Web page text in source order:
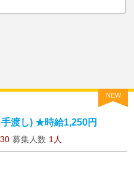
NEW
渡し) ★時給1,250円
募集人数 1人